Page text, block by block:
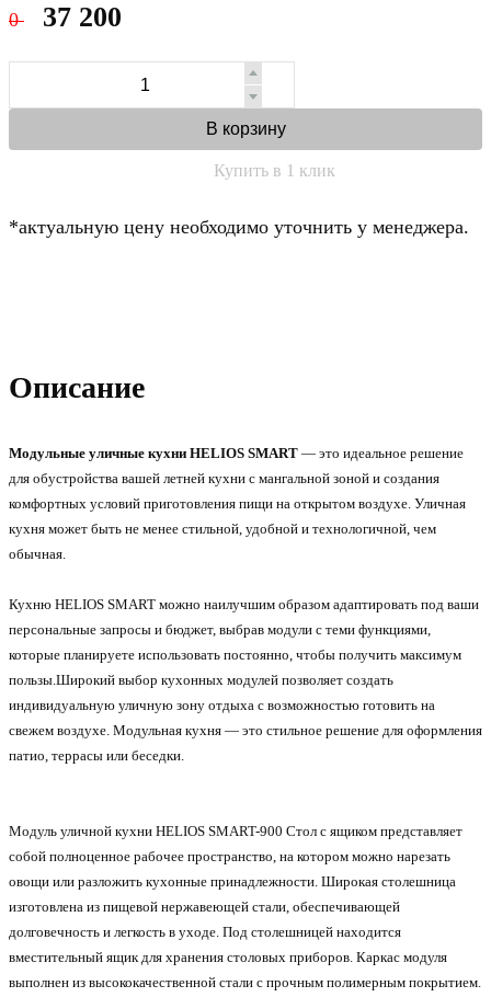
0 37 200
В корзину
Купить в 1 клик
*актуальную цену необходимо уточнить у менеджера.
Описание
Модульные уличные кухни HELIOS SMART — это идеальное решение
для обустройства вашей летней кухни с мангальной зоной и создания
комфортных условий приготовления пищи на открытом воздухе. Уличная
кухня может быть не менее стильной, удобной и технологичной, чем
обычная.
Кухню HELIOS SMART можно наилучшим образом адаптировать под ваши
персональные запросы и бюджет, выбрав модули с теми функциями,
которые планируете использовать постоянно, чтобы получить максимум
пользы.Широкий выбор кухонных модулей позволяет создать
индивидуальную уличную зону отдыха с возможностью готовить на
свежем воздухе. Модульная кухня — это стильное решение для оформления
патио, террасы или беседки.
Модуль уличной кухни HELIOS SMART-900 Стол с ящиком представляет
собой полноценное рабочее пространство, на котором можно нарезать
овощи или разложить кухонные принадлежности. Широкая столешница
изготовлена из пищевой нержавеющей стали, обеспечивающей
долговечность и легкость в уходе. Под столешницей находится
вместительный ящик для хранения столовых приборов. Каркас модуля
выполнен из высококачественной стали с прочным полимерным покрытием.